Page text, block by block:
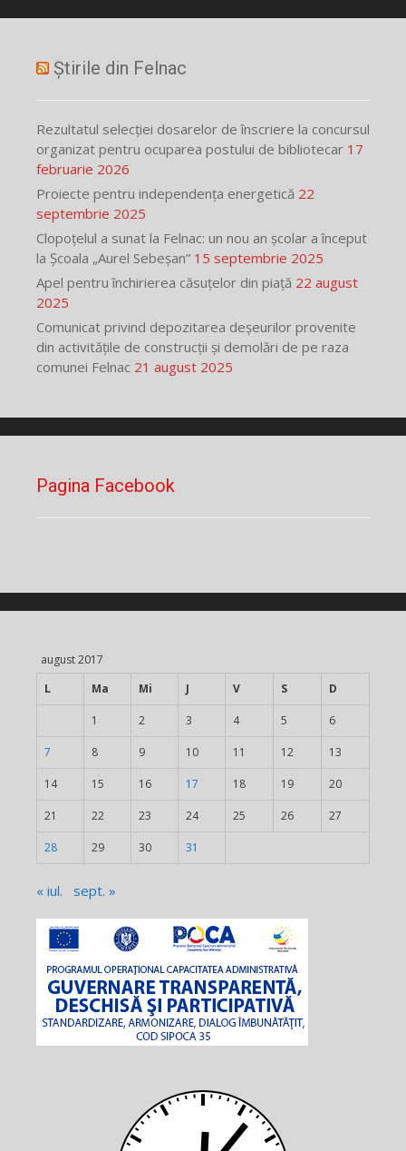
Știrile din Felnac
Rezultatul selecției dosarelor de înscriere la concursul
organizat pentru ocuparea postului de bibliotecar 17
februarie 2026
Proiecte pentru independența energetică 22
septembrie 2025
Clopoțelul a sunat la Felnac: un nou an școlar a început
la Școala „Aurel Sebeșan” 15 septembrie 2025
Apel pentru închirierea căsuțelor din piață 22 august
2025
Comunicat privind depozitarea deșeurilor provenite
din activitățile de construcții și demolări de pe raza
comunei Felnac 21 august 2025
Pagina Facebook
august 2017
L
Ma Mi J V S D
1 2 3 4 5 6
7 8 9 10 11 12 13
14 15 16 17 18 19 20
21 22 23 24 25 26 27
28 29 30 31
« iul. sept. »